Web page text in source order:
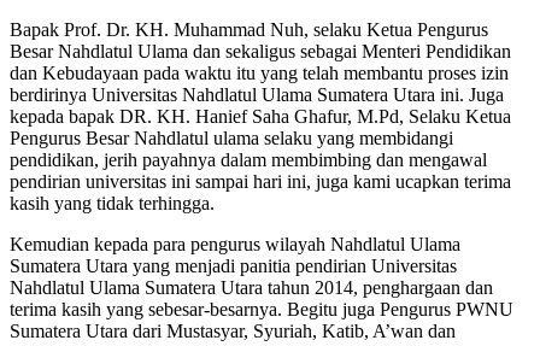
Bapak Prof. Dr. KH. Muhammad Nuh, selaku Ketua Pengurus
Besar Nahdlatul Ulama dan sekaligus sebagai Menteri Pendidikan
dan Kebudayaan pada waktu itu yang telah membantu proses izin
berdirinya Universitas Nahdlatul Ulama Sumatera Utara ini. Juga
kepada bapak DR. KH. Hanief Saha Ghafur, M.Pd, Selaku Ketua
Pengurus Besar Nahdlatul ulama selaku yang membidangi
pendidikan, jerih payahnya dalam membimbing dan mengawal
pendirian universitas ini sampai hari ini, juga kami ucapkan terima
kasih yang tidak terhingga.
Kemudian kepada para pengurus wilayah Nahdlatul Ulama
Sumatera Utara yang menjadi panitia pendirian Universitas
Nahdlatul Ulama Sumatera Utara tahun 2014, penghargaan dan
terima kasih yang sebesar-besarnya. Begitu juga Pengurus PWNU
Sumatera Utara dari Mustasyar, Syuriah, Katib, A’wan dan